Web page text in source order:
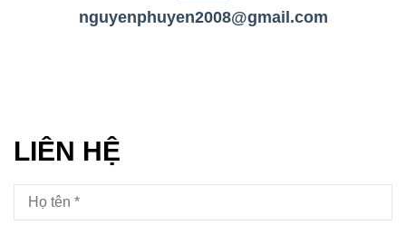
LIÊN HỆ
nguyenphuyen2008@gmail.com